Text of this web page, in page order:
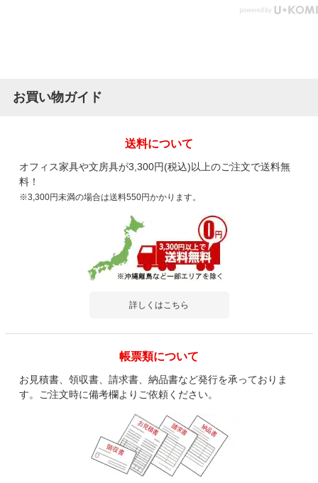
お買い物ガイド
送料について
オフィス家具や文房具が3,300円(税込)以上のご注文で送料無
料！
※3,300円未満の場合は送料550円かかります。
詳しくはこちら
帳票類について
お見積書、領収書、請求書、納品書など発行を承っておりま
す。ご注文時に備考欄よりご依頼ください。